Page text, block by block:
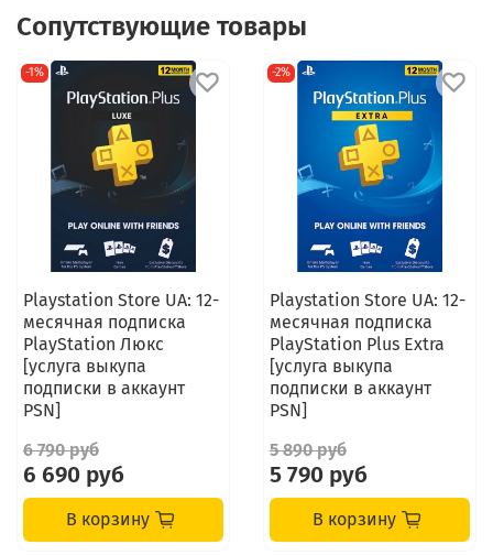
Сопутствующие товары
-1%
Playstation Store UA: 12-
месячная подписка
PlayStation Люкс
[услуга выкупа
подписки в аккаунт
PSN]
6 790 руб
6 690 руб
В корзину
-2%
Playstation Store UA: 12-
месячная подписка
PlayStation Plus Extra
[услуга выкупа
подписки в аккаунт
PSN]
5 890 руб
5 790 руб
В корзину